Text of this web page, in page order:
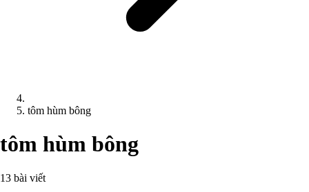
tôm hùm bông
tôm hùm bông
13 bài viết